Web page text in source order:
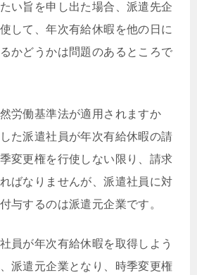
い旨を申し出た場合、派遣先企
して、年次有給休暇を他の日に
かどうかは問題のあるところで
労働基準法が適用されますか
た派遣社員が年次有給休暇の請
変更権を行使しない限り、請求
ばなりませんが、派遣社員に対
与するのは派遣元企業です。
員が年次有給休暇を取得しよう
派遣元企業となり、時季変更権